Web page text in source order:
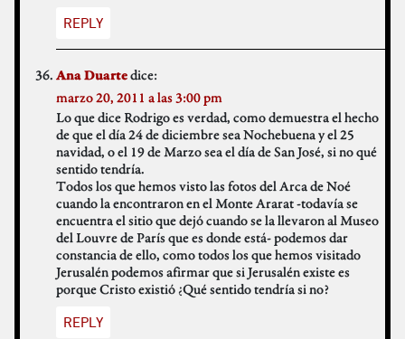
REPLY
Ana Duartedice:
marzo 20, 2011 a las 3:00 pm
Lo que dice Rodrigo es verdad, como demuestra el hecho
de que el día 24 de diciembre sea Nochebuena y el 25
navidad, o el 19 de Marzo sea el día de San José, si no qué
sentido tendría.
Todos los que hemos visto las fotos del Arca de Noé
cuando la encontraron en el Monte Ararat -todavía se
encuentra el sitio que dejó cuando se la llevaron al Museo
del Louvre de París que es donde está- podemos dar
constancia de ello, como todos los que hemos visitado
Jerusalén podemos afirmar que si Jerusalén existe es
porque Cristo existió ¿Qué sentido tendría si no?
REPLY